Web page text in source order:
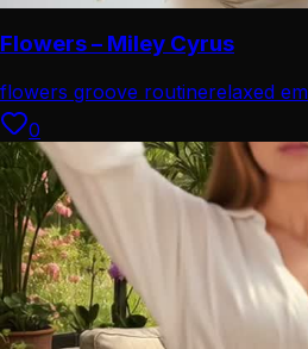
Flowers – Miley Cyrus
flowers groove routinerelaxed
0